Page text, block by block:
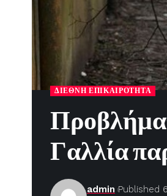
ΔΙΕΘΝΉ ΕΠΙΚΑΙΡΌΤΗΤΑ
Γαλλία
admin Published 6